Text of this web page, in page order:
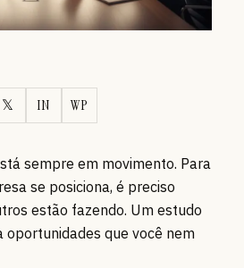
𝕏 IN WP
sempre em movimento. Para
se posiciona, é preciso
estão fazendo. Um estudo
oportunidades que você nem